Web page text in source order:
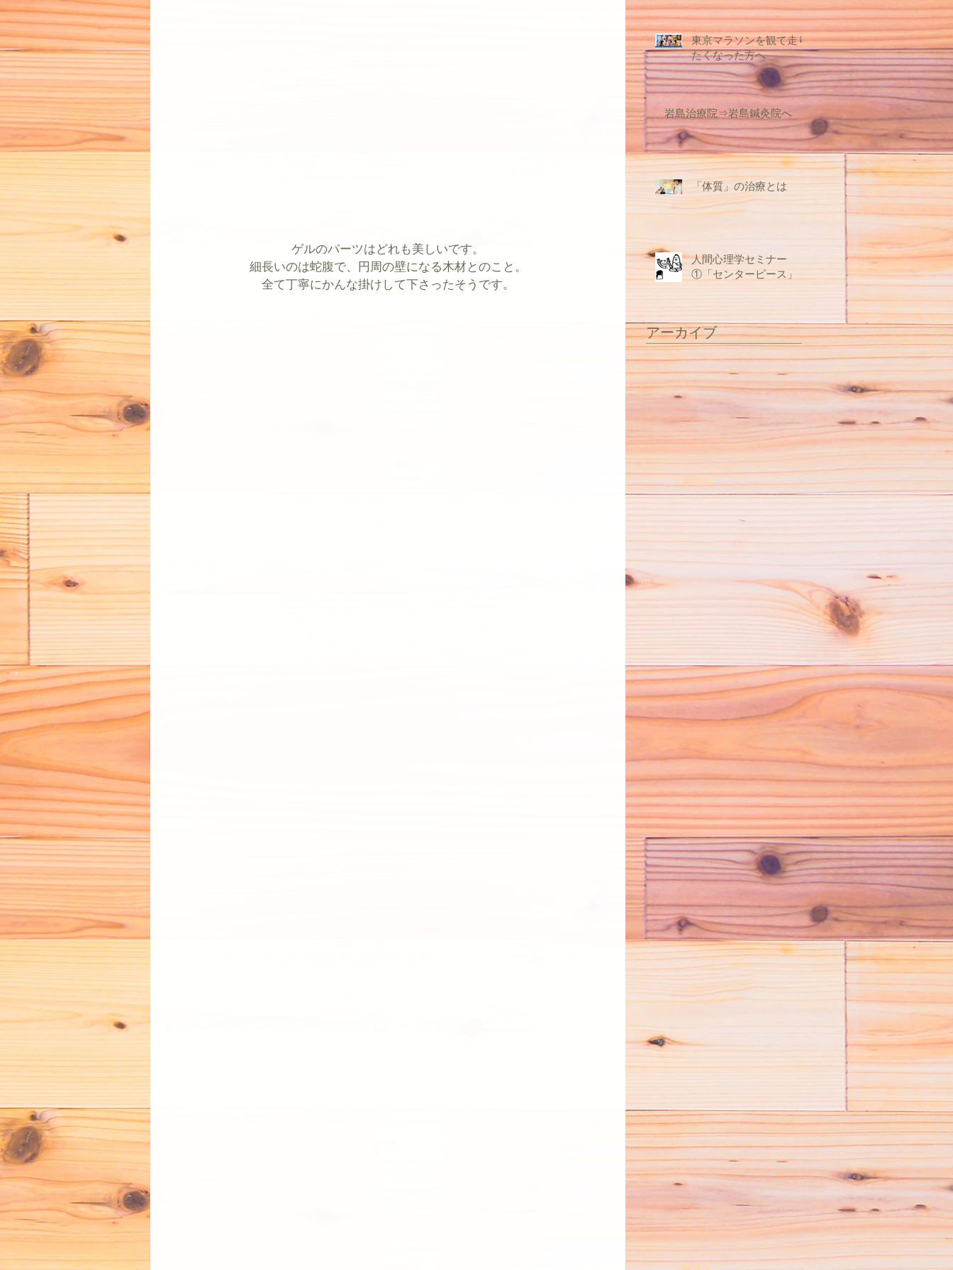
ゲルのパーツはどれも美しいです。
細長いのは蛇腹で、円周の壁になる木材とのこと。
全て丁寧にかんな掛けして下さったそうです。
東京マラソンを観て走り
たくなった方へ
岩島治療院⇒岩島鍼灸院へ
「体質」の治療とは
人間心理学セミナー
①「センターピース」
アーカイブ